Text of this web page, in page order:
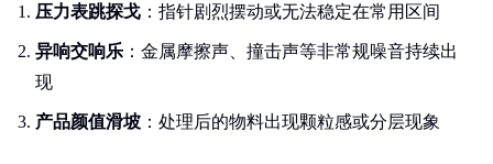
压力表跳探戈 ：指针剧烈摆动或无法稳定在常用区间
异响交响乐 ：金属摩擦声、撞击声等非常规噪音持续出
现
产品颜值滑坡 ：处理后的物料出现颗粒感或分层现象